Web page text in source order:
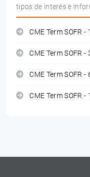
tipos de interés e
CME Term SOFR -
CME Term SOFR -
CME Term SOFR -
CME Term SOFR -